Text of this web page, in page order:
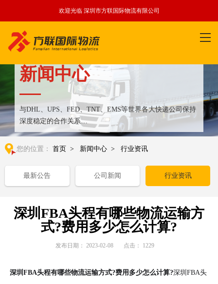
欢迎光临 深圳市方联国际物流有限公司
新闻中心
与DHL、UPS、FED、TNT、EMS等世界各大快递公司保持
深度稳定的合作关系
整合全球优质物流运输资源,满足国内外客户更多个性化需求
您的位置： 首页 > 新闻中心 > 行业资讯
最新公告 公司新闻 行业资讯
深圳FBA头程有哪些物流运输方
式?费用多少怎么计算?
发布日期： 2023-02-08 点击： 1229
深圳FBA头程有哪些物流运输方式?费用多少怎么计算?深圳FBA头